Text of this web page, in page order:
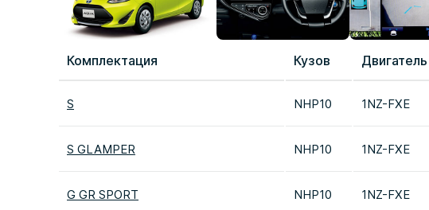
Комплектация Кузов Двигатель
S NHP10 1NZ-FXE
S GLAMPER NHP10 1NZ-FXE
G GR SPORT NHP10 1NZ-FXE